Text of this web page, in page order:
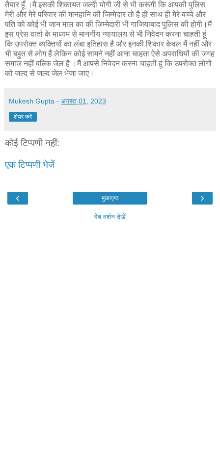
तैयार हूँ ।मैं इसकी शिकायत जल्दी योगी जी से भी करूंगी कि आपकी पुलिस
मेरी और मेरे परिवार की मानहानि की जिम्मेदार तो है ही साथ ही मेरे बच्चे और
पति को कोई भी जान माल का की जिम्मेदारी भी गाजियाबाद पुलिस की होगी।मैं
इस प्रेस वार्ता के माध्यम से माननीय न्यायालय से भी निवेदन करना चाहती हूं
कि उपरोक्त व्यक्तियों का लंबा इतिहास है और इनकी शिकार केवल मैं नहीं और
भी बहुत से लोग हैं लेकिन कोई सामने नहीं आना चाहता ऐसे अपराधियों की जगह
समाज नहीं बल्कि जेल है ।मैं आपसे निवेदन करना चाहती हूं कि उपरोक्त लोगों
को जल्द से जल्द जेल भेजा जाए।
Mukesh Gupta - अगस्त 01, 2023
शेयर करें
कोई टिप्पणी नहीं:
एक टिप्पणी भेजें
‹ ›
मुख्यपृष्ठ
वेब वर्शन देखें